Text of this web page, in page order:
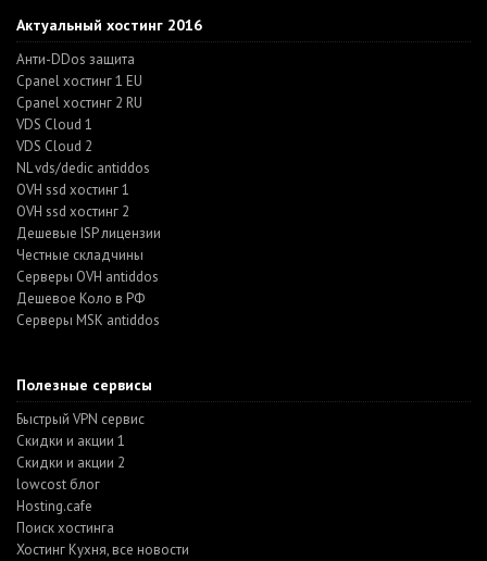
Актуальный хостинг 2016
Анти-DDos защита
Cpanel хостинг 1 EU
Cpanel хостинг 2 RU
VDS Cloud 1
VDS Cloud 2
NL vds/dedic antiddos
OVH ssd хостинг 1
OVH ssd хостинг 2
Дешевые ISP лицензии
Честные складчины
Серверы OVH antiddos
Дешевое Коло в РФ
Серверы MSK antiddos
Полезные сервисы
Быстрый VPN сервис
Скидки и акции 1
Скидки и акции 2
lowcost блог
Hosting.cafe
Поиск хостинга
Хостинг Кухня, все новости